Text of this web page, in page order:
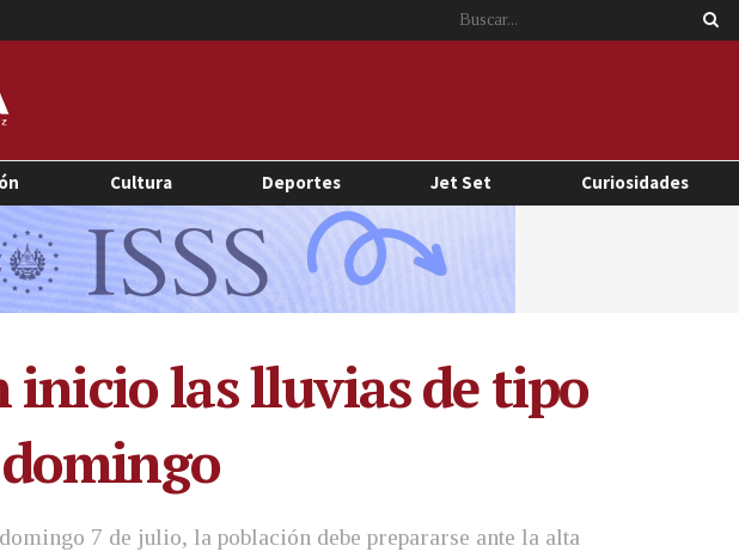
Cultura Deportes Jet Set Curiosidades
inicio las lluvias de tipo
7 de julio, la población debe prepararse ante la alta